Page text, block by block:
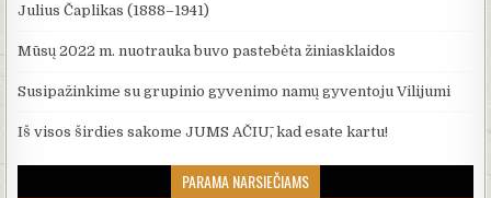
Julius Čaplikas (1888–1941)
Mūsų 2022 m. nuotrauka buvo pastebėta žiniasklaidos
Susipažinkime su grupinio gyvenimo namų gyventoju Vilijumi
Iš visos širdies sakome JUMS AČIŪ, kad esate kartu!
PARAMA NARSIEČIAMS